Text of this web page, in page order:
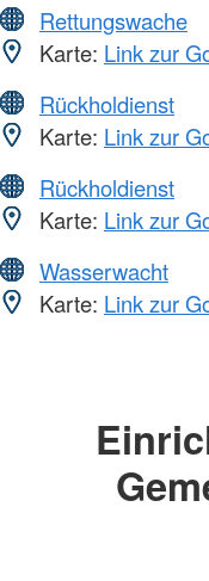
Rettungswache
Karte: Link zur
Rückholdienst
Karte: Link zur
Rückholdienst
Karte: Link zur
Wasserwacht
Karte: Link zur